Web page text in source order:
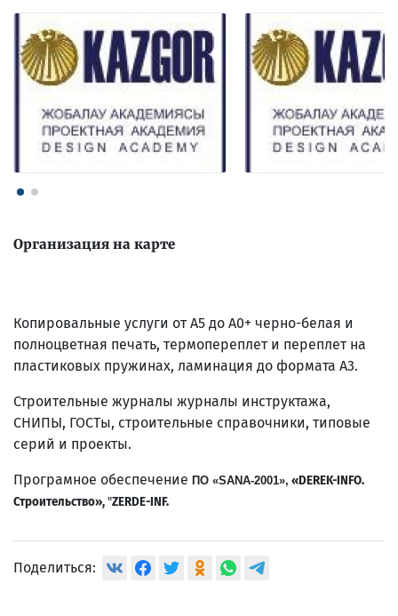
Организация на карте
Копировальные услуги от А5 до А0+ черно-белая и
полноцветная печать, термопереплет и переплет на
пластиковых пружинах, ламинация до формата А3.
Строительные журналы журналы инструктажа,
СНИПЫ, ГОСТы, строительные справочники, типовые
серий и проекты.
Програмное обеспечение ПО «SANA-2001», «DEREK-INFO.
Строительство»,"ZERDE-INF.
Поделиться: